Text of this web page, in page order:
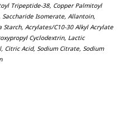
Tripeptide-38, Copper Palmitoyl
Isomerate, Allantoin,
Starch, Acrylates/C10-30 Alkyl Acrylate
Cyclodextrin, Lactic
Citric Acid, Sodium Citrate, Sodium